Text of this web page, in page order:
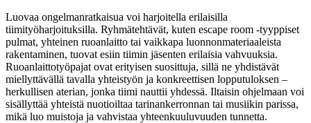
Luovaa ongelmanratkaisua voi harjoitella erilaisilla
tiimityöharjoituksilla. Ryhmätehtävät, kuten escape room -tyyppiset
pulmat, yhteinen ruoanlaitto tai vaikkapa luonnonmateriaaleista
rakentaminen, tuovat esiin tiimin jäsenten erilaisia vahvuuksia.
Ruoanlaittotyöpajat ovat erityisen suosittuja, sillä ne yhdistävät
miellyttävällä tavalla yhteistyön ja konkreettisen lopputuloksen –
herkullisen aterian, jonka tiimi nauttii yhdessä. Iltaisin ohjelmaan voi
sisällyttää yhteistä nuotioiltaa tarinankerronnan tai musiikin parissa,
mikä luo muistoja ja vahvistaa yhteenkuuluvuuden tunnetta.